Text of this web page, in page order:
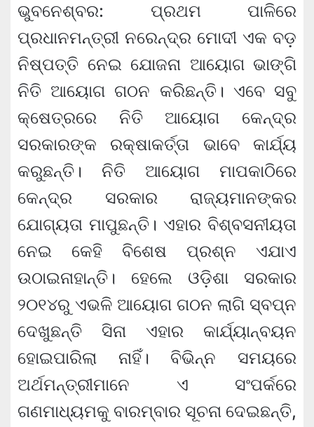
ଭୁବନେଶ୍ବର: ପ୍ରଥମ ପାଳିରେ
ପ୍ରଧାନମନ୍ତ୍ରୀ ନରେନ୍ଦ୍ର ମୋଦୀ ଏକ ବଡ଼
ନିଷ୍ପତ୍ତି ନେଇ ଯୋଜନା ଆୟୋଗ ଭାଙ୍ଗି
ନିତି ଆୟୋଗ ଗଠନ କରିଛନ୍ତି। ଏବେ ସବୁ
କ୍ଷେତ୍ରରେ ନିତି ଆୟୋଗ କେନ୍ଦ୍ର
ସରକାରଙ୍କ ରକ୍ଷାକର୍ତ୍ତା ଭାବେ କାର୍ଯ୍ୟ
କରୁଛନ୍ତି। ନିତି ଆୟୋଗ ମାପକାଠିରେ
କେନ୍ଦ୍ର ସରକାର ରାଜ୍ୟମାନଙ୍କର
ଯୋଗ୍ୟତା ମାପୁଛନ୍ତି। ଏହାର ବିଶ୍ବସନୀୟତା
ନେଇ କେହି ବିଶେଷ ପ୍ରଶ୍ନ ଏଯାଏ
ଉଠାଇନାହାନ୍ତି। ହେଲେ ଓଡ଼ିଶା ସରକାର
୨୦୧୪ରୁ ଏଭଳି ଆୟୋଗ ଗଠନ ଲାଗି ସ୍ବପ୍ନ
ଦେଖୁଛନ୍ତି ସିନା ଏହାର କାର୍ଯ୍ୟାନ୍ବୟନ
ହୋଇପାରିଲା ନାହିଁ। ବିଭିନ୍ନ ସମୟରେ
ଅର୍ଥମନ୍ତ୍ରୀମାନେ ଏ ସଂପର୍କରେ
ଗଣମାଧ୍ୟମକୁ ବାରମ୍ବାର ସୂଚନା ଦେଇଛନ୍ତି,